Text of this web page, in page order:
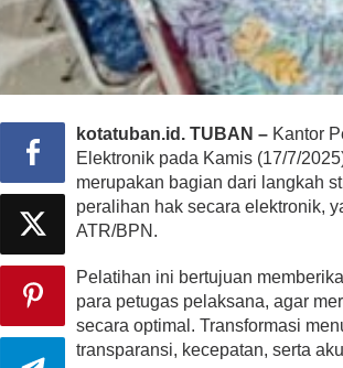
kotatuban.id. TUBAN – Kantor
Elektronik pada Kamis (17/7/
merupakan bagian dari langkah
peralihan hak secara elektronik,
ATR/BPN.
Pelatihan ini bertujuan
para petugas pelaksana, agar
secara optimal. Transformasi
transparansi, kecepatan, serta